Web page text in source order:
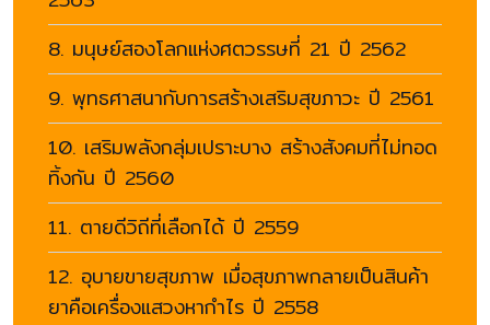
8. มนุษย์สองโลกแห่งศตวรรษที่ 21 ปี 2562
9. พุทธศาสนากับการสร้างเสริมสุขภาวะ ปี 2561
10. เสริมพลังกลุ่มเปราะบาง สร้างสังคมที่ไม่ทอด
ทิ้งกัน ปี 2560
11. ตายดีวิถีที่เลือกได้ ปี 2559
12. อุบายขายสุขภาพ เมื่อสุขภาพกลายเป็นสินค้า
ยาคือเครื่องแสวงหากำไร ปี 2558